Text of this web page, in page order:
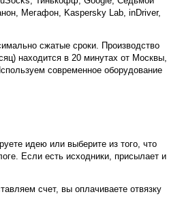
Мегафон, Kaspersky Lab, inDriver,
сжатые сроки. Производство
находится в 20 минутах от Москвы,
современное оборудование
идею или выберите из того, что
Если есть исходники, присылает и
счет, вы оплачиваете отвязку